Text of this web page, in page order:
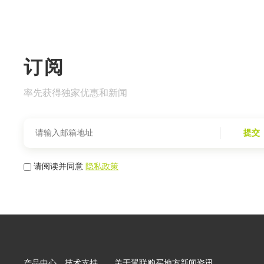
订阅
率先获得独家优惠和新闻
提交
请阅读并同意隐私政策